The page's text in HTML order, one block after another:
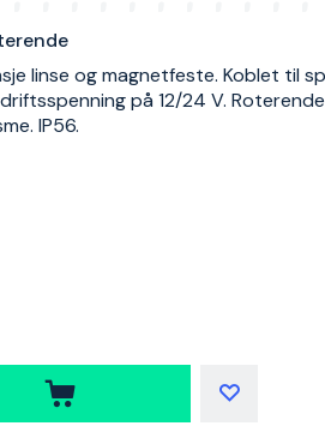
linse og magnetfeste. Koblet til
på 12/24 V. Roterende
IP56.